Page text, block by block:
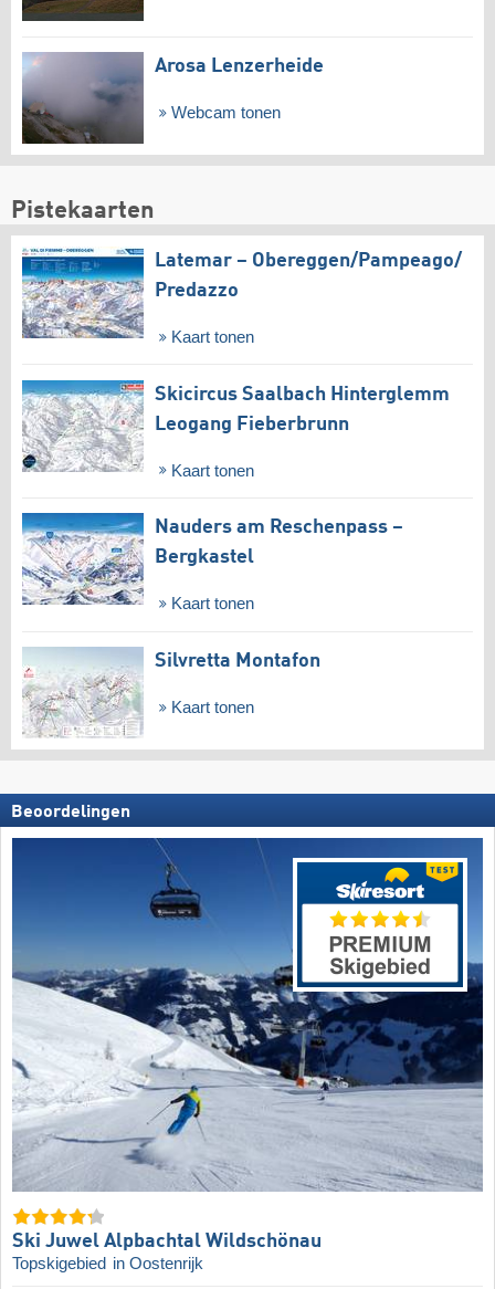
Arosa Lenzerheide
Webcam tonen
Pistekaarten
Latemar – Obereggen/​Pampeago/​
Predazzo
Kaart tonen
Skicircus Saalbach Hinterglemm
Leogang Fieberbrunn
Kaart tonen
Nauders am Reschenpass –
Bergkastel
Kaart tonen
Silvretta Montafon
Kaart tonen
Beoordelingen
Ski Juwel Alpbachtal Wildschönau
Topskigebied in Oostenrijk